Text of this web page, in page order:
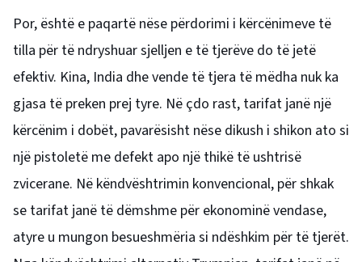
Por, është e paqartë nëse përdorimi i kërcënimeve të
tilla për të ndryshuar sjelljen e të tjerëve do të jetë
efektiv. Kina, India dhe vende të tjera të mëdha nuk ka
gjasa të preken prej tyre. Në çdo rast, tarifat janë një
kërcënim i dobët, pavarësisht nëse dikush i shikon ato si
një pistoletë me defekt apo një thikë të ushtrisë
zvicerane. Në këndvështrimin konvencional, për shkak
se tarifat janë të dëmshme për ekonominë vendase,
atyre u mungon besueshmëria si ndëshkim për të tjerët.